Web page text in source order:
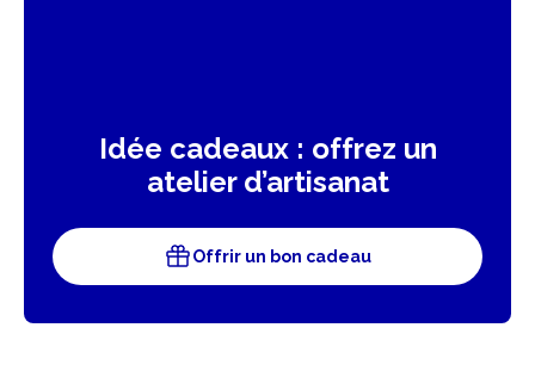
Idée cadeaux : offrez un
atelier d’artisanat
Offrir un bon cadeau